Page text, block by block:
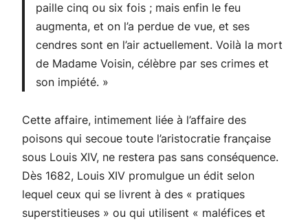
paille cinq ou six fois ; mais enfin le feu
augmenta, et on l’a perdue de vue, et ses
cendres sont en l’air actuellement. Voilà la mort
de Madame Voisin, célèbre par ses crimes et
son impiété. »
Cette affaire, intimement liée à l’affaire des
poisons qui secoue toute l’aristocratie française
sous Louis XIV, ne restera pas sans conséquence.
Dès 1682, Louis XIV promulgue un édit selon
lequel ceux qui se livrent à des « pratiques
superstitieuses » ou qui utilisent « maléfices et